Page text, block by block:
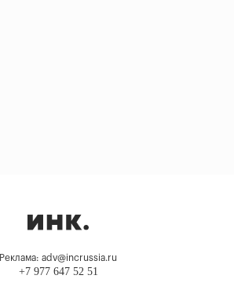
Реклама: adv@incrussia.ru
+7 977 647 52 51